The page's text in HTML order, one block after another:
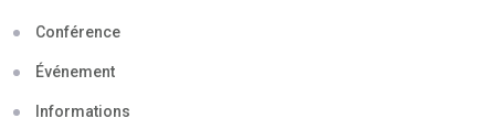
Conférence
Événement
Informations